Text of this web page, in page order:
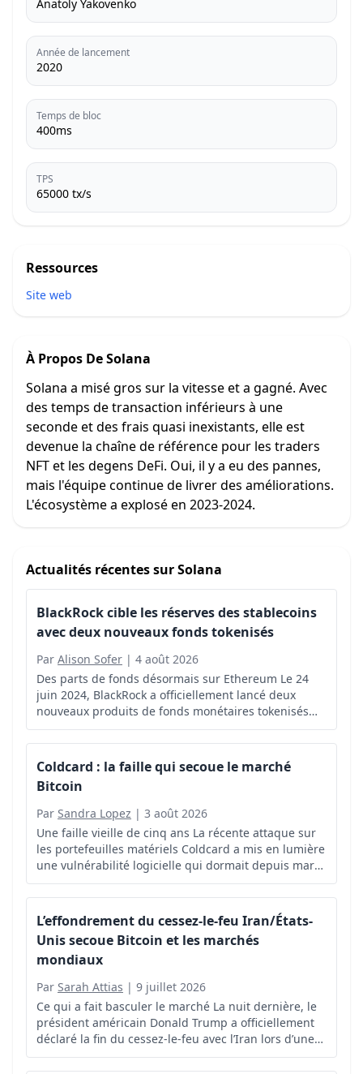
Anatoly Yakovenko
Année de lancement
2020
Temps de bloc
400ms
TPS
65000 tx/s
Ressources
Site web
À Propos DeSolana
Solana a misé gros sur la vitesse et a gagné. Avec
des temps de transaction inférieurs à une
seconde et des frais quasi inexistants, elle est
devenue la chaîne de référence pour les traders
NFT et les degens DeFi. Oui, il y a eu des pannes,
mais l'équipe continue de livrer des améliorations.
L'écosystème a explosé en 2023-2024.
Actualités récentes surSolana
BlackRock cible les réserves des stablecoins
avec deux nouveaux fonds tokenisés
Par Alison Sofer | 4 août 2026
Des parts de fonds désormais sur Ethereum Le 24
juin 2024, BlackRock a officiellement lancé deux
nouveaux produits de fonds monétaires tokenisés
destinés à servir de réserves pour les émetteurs de
stablecoins.
Coldcard : la faille qui secoue le marché
Bitcoin
Par Sandra Lopez | 3 août 2026
Une faille vieille de cinq ans La récente attaque sur
les portefeuilles matériels Coldcard a mis en lumière
une vulnérabilité logicielle qui dormait depuis mars
2021.
L’effondrement du cessez-le-feu Iran/États-
Unis secoue Bitcoin et les marchés
mondiaux
Par Sarah Attias | 9 juillet 2026
Ce qui a fait basculer le marché La nuit dernière, le
président américain Donald Trump a officiellement
déclaré la fin du cessez-le-feu avec l’Iran lors d’une
allocution devant les dirigeants de l’OTAN.